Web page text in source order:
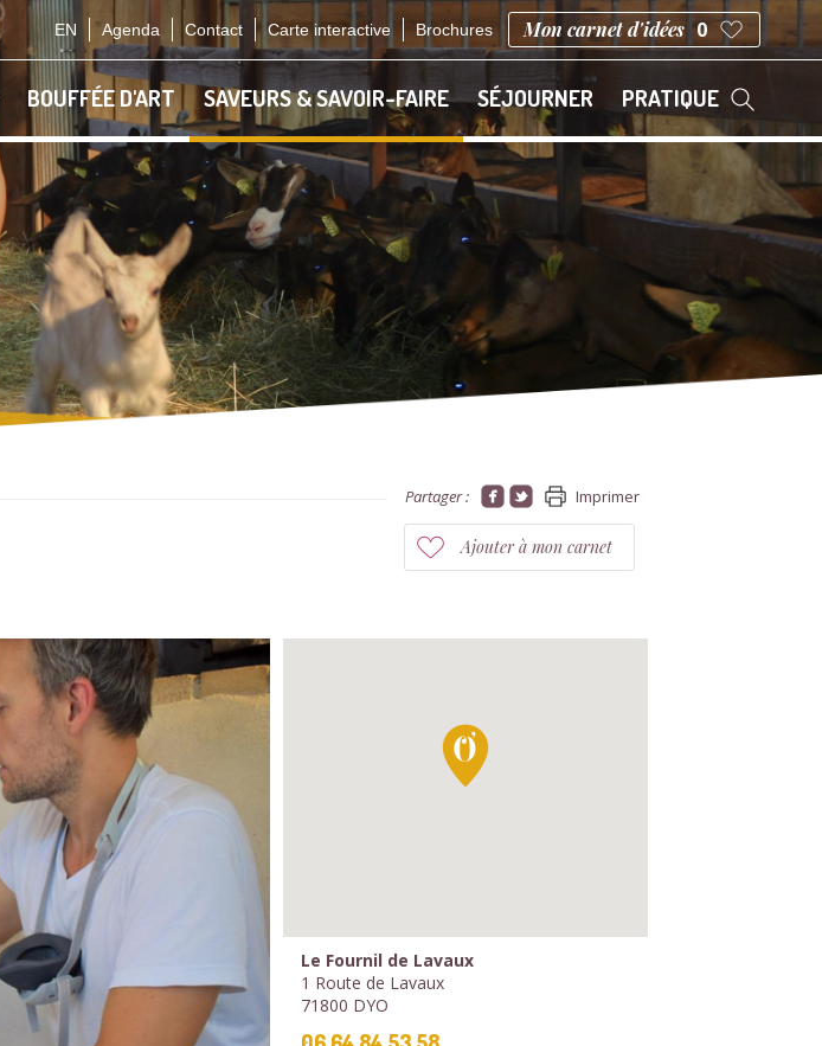
EN Agenda Contact Carte interactive Brochures Mon carnet d'idées 0
BOUFFÉE D'ART SAVEURS & SAVOIR-FAIRE SÉJOURNER PRATIQUE
Partager : Imprimer
Ajouter à mon carnet
Le Fournil de Lavaux
1 Route de Lavaux
71800 DYO